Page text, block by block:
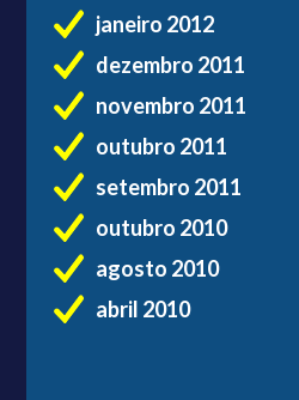
janeiro 2012
dezembro 2011
novembro 2011
outubro 2011
setembro 2011
outubro 2010
agosto 2010
abril 2010